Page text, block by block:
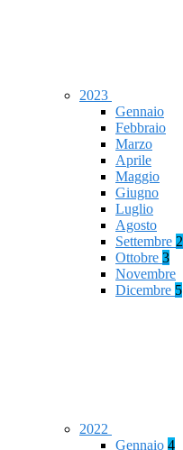
2023
Gennaio
Febbraio
Marzo
Aprile
Maggio
Giugno
Luglio
Agosto
Settembre 2
Ottobre 3
Novembre
Dicembre 5
2022
Gennaio 4